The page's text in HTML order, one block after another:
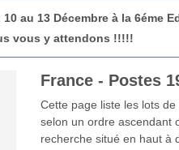
au 13 Décembre à la 6éme
vous y attendons !!!!!
France - Postes
Cette page liste les lots
selon un ordre ascendant
recherche situé en haut à